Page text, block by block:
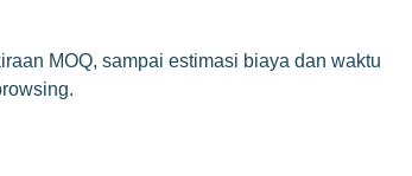
MOQ, sampai estimasi biaya dan waktu